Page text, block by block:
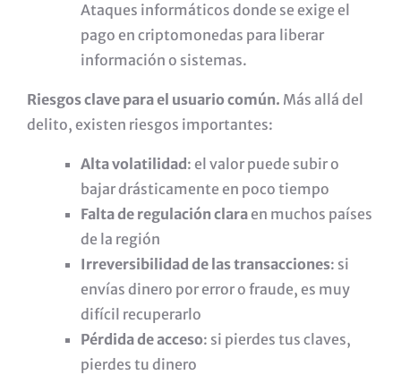
Ataques informáticos donde se exige el
pago en criptomonedas para liberar
información o sistemas.
Riesgos clave para el usuario común. Más allá del
delito, existen riesgos importantes:
Alta volatilidad : el valor puede subir o
bajar drásticamente en poco tiempo
Falta de regulación claraen muchos países
de la región
Irreversibilidad de las transacciones: si
envías dinero por error o fraude, es muy
difícil recuperarlo
Pérdida de acceso: si pierdes tus claves,
pierdes tu dinero